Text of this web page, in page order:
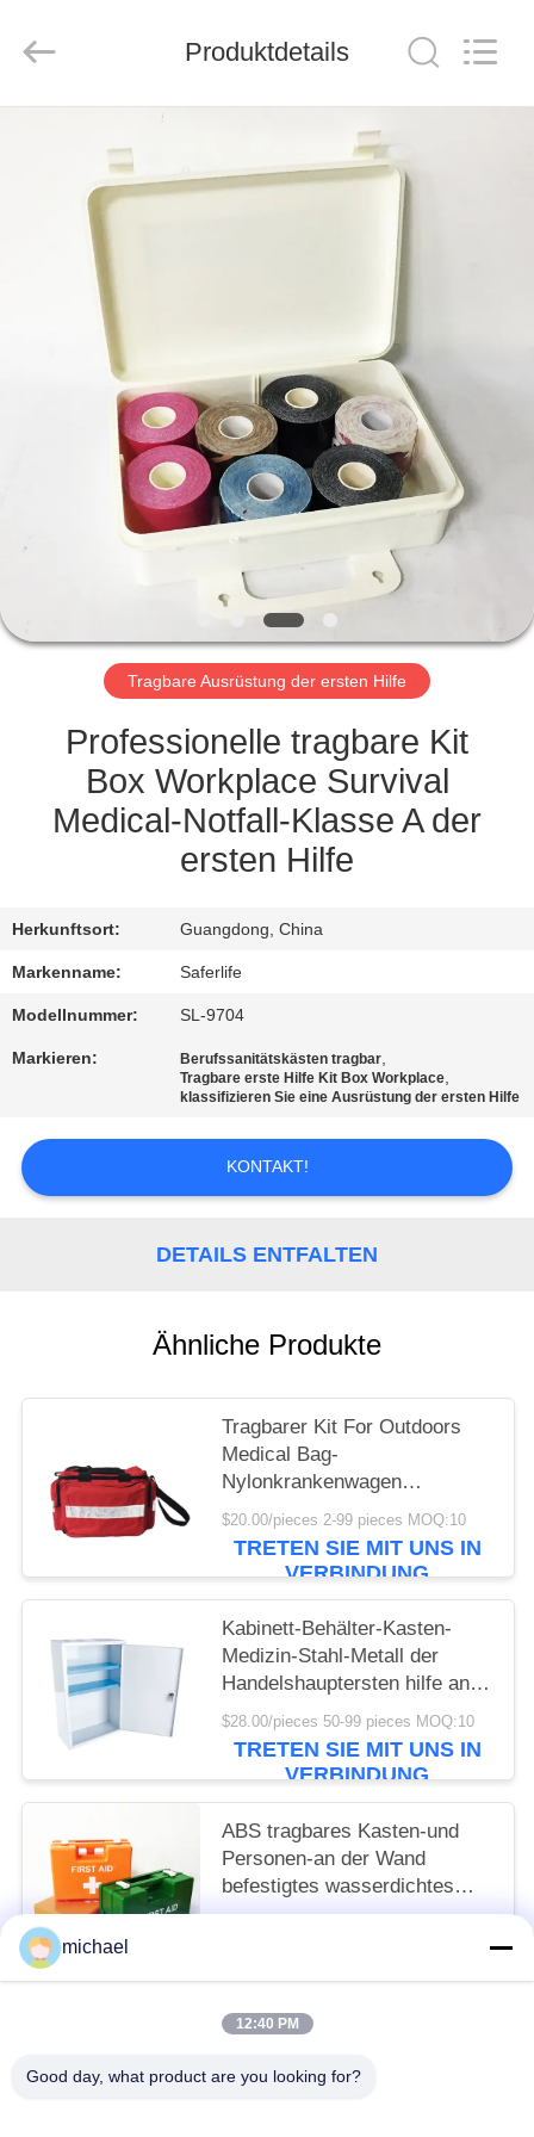
HAUSE
PRODUKTE
WERKSBESICHTIGUNG
QUALITÄTSKONTROLLE
MIT
UNS
NEUIGKEITEN
RECHTSSACHEN
EIN
ANGEBOT
DATENSCHUTZRICHTLINIE
Ltd..
Produktdetails
Tragbare Ausrüstung der ersten Hilfe
Professionelle tragbare Kit
Box Workplace Survival
Medical-Notfall-Klasse A der
ersten Hilfe
Herkunftsort: Guangdong, China
Markenname: Saferlife
Modellnummer: SL-9704
Markieren: Berufssanitätskästen tragbar,
Tragbare erste Hilfe Kit Box Workplace,
klassifizieren Sie eine Ausrüstung der ersten Hilfe
KONTAKT!
DETAILS ENTFALTEN
Ähnliche Produkte
Tragbarer Kit For Outdoors
Medical Bag-
Nylonkrankenwagen
45cmx31cm der ersten Hilfe
$20.00/pieces 2-99 pieces MOQ:10
TRETEN SIE MIT UNS IN
VERBINDUNG
Kabinett-Behälter-Kasten-
Medizin-Stahl-Metall der
Handelshauptersten hilfe an
der Wand befestigtes
$28.00/pieces 50-99 pieces MOQ:10
TRETEN SIE MIT UNS IN
VERBINDUNG
ABS tragbares Kasten-und
Personen-an der Wand
befestigtes wasserdichtes
Überleben 25.8cm erster Hilfe
VERBINDUNG
michael
12:40 PM
Good day, what product are you looking for?